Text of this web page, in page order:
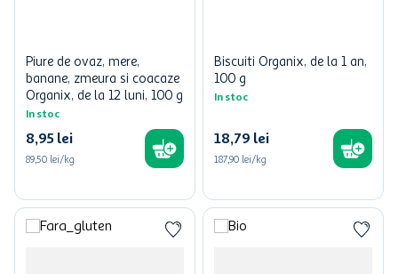
Piure de ovaz, mere,
banane, zmeura si coacaze
Organix, de la 12 luni, 100 g
In stoc
8,95 lei
89,50 lei/kg
Biscuiti Organix, de la 1 an,
100 g
In stoc
18,79 lei
187,90 lei/kg